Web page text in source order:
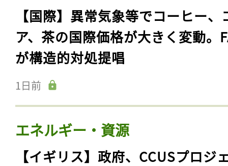
【国際】異常気象等でコーヒー、
ア、茶の国際価格が大きく変動。
が構造的対処提唱
1日前
エネルギー・資源
【イギリス】政府、CCUSプロジ